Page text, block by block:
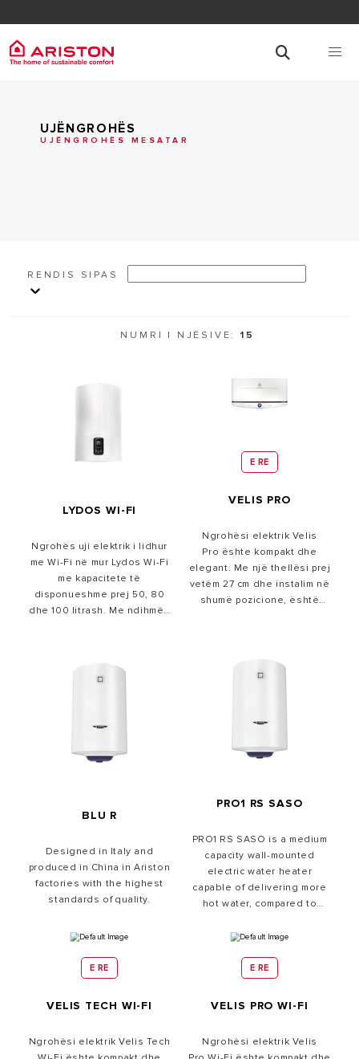
UJËNGROHËS
UJËNGROHËS MESATAR
RENDIS SIPAS
NUMRI I NJËSIVE:15
LYDOS WI-FI
Ngrohës uji elektrik i lidhur
me Wi-Fi në mur Lydos Wi-Fi
me kapacitete të
disponueshme prej 50, 80
dhe 100 litrash. Me ndihmën
distanca, nëpërmjet
E RE
VELIS PRO
Ngrohësi elektrik Velis
Pro ështe kompakt dhe
elegant. Me një thellësi prej
vetëm 27 cm dhe instalim në
shumë pozicione, është
kundër gëlqeres do t'ju
sjellë qetesi më të madhe
BLU R
Designed in Italy and
produced in China in Ariston
factories with the highest
standards of quality.
PRO1 RS SASO
PRO1 RS SASO is a medium
capacity wall-mounted
electric water heater
capable of delivering more
hot water, compared to
heaters. For easy
PRO1 RS SASO water
80 and 100 liter capacities
E RE
VELIS TECH WI-FI
Ngrohësi elektrik Velis Tech
E RE
VELIS PRO WI-FI
Ngrohësi elektrik Velis